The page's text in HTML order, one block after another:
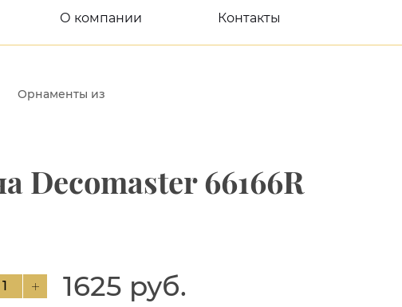
О компании Контакты
Орнаменты из
Decomaster 66166R
1625 руб.